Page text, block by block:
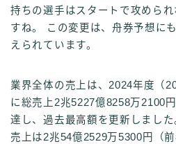
持ちの選手はスタートで攻めら
すね。 この変更は、舟券予想に
えられています。
業界全体の売上は、2024年度（
に総売上2兆5227億8258万2100
達し、過去最高額を更新しまし
売上は2兆54億2529万5300円（